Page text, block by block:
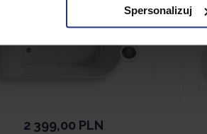
Spersonalizuj
2 399,00 PLN